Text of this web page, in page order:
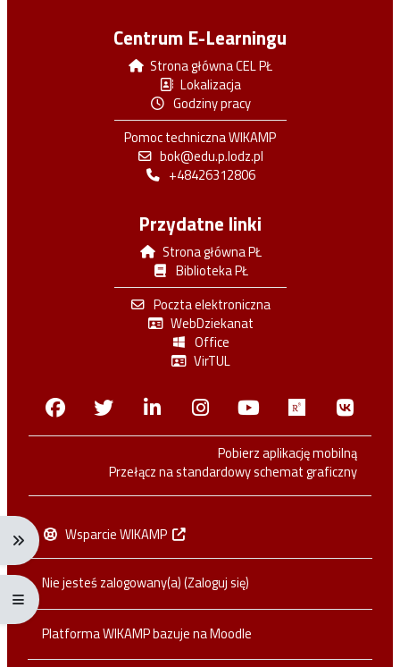
Rozwiń menu nawigacji: Ctrl + Alt + →
Rozwiń menu pełnoekranowe: Ctrl + Alt + f
Centrum E-Learningu
Strona główna CEL PŁ
Lokalizacja
Godziny pracy
Pomoc techniczna WIKAMP
bok@edu.p.lodz.pl
+48426312806
Przydatne linki
Strona główna PŁ
Biblioteka PŁ
Poczta elektroniczna
WebDziekanat
Office
VirTUL
FacebookTwitterLinkedinInstagram
Youtube
Pobierz aplikację mobilną
Przełącz na standardowy schemat graficzny
Wsparcie WIKAMP
Nie jesteś zalogowany(a) (Zaloguj się)
Platforma WIKAMP bazuje naMoodle